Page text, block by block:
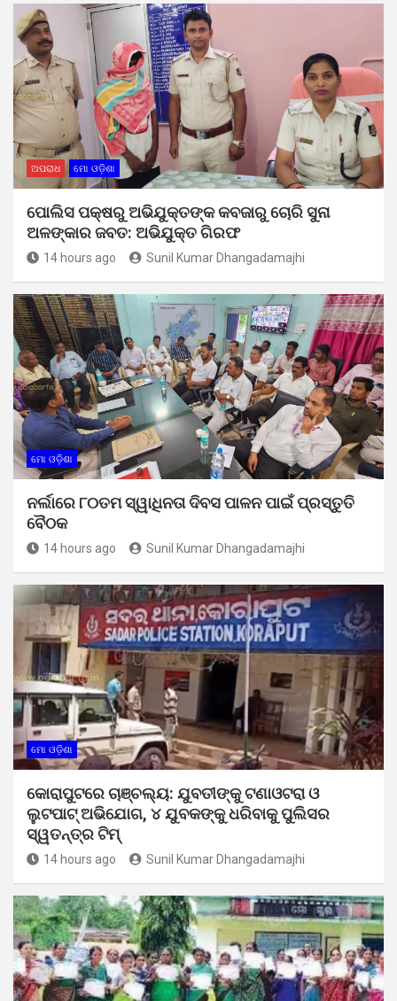
ଅପରାଧ ମୋ ଓଡ଼ିଶା
ପୋଲିସ ପକ୍ଷରୁ ଅଭିଯୁକ୍ତଙ୍କ କବଜାରୁ ଚୋରି ସୁନା
ଅଳଙ୍କାର ଜବତ: ଅଭିଯୁକ୍ତ ଗିରଫ
14 hours ago Sunil Kumar Dhangadamajhi
ମୋ ଓଡ଼ିଶା
ନର୍ଲାରେ ୮୦ତମ ସ୍ୱାଧିନତା ଦିବସ ପାଳନ ପାଇଁ ପ୍ରସ୍ତୁତି
ବୈଠକ
14 hours ago Sunil Kumar Dhangadamajhi
ମୋ ଓଡ଼ିଶା
କୋରାପୁଟରେ ଚାଞ୍ଚଲ୍ୟ: ଯୁବତୀଙ୍କୁ ଟଣାଓଟରା ଓ
ଲୁଟପାଟ୍ ଅଭିଯୋଗ, ୪ ଯୁବକଙ୍କୁ ଧରିବାକୁ ପୁଲିସର
ସ୍ୱତନ୍ତ୍ର ଟିମ୍
14 hours ago Sunil Kumar Dhangadamajhi